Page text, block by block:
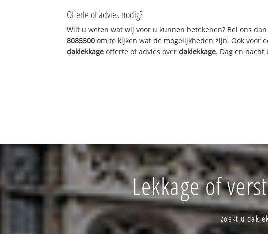
Offerte of advies nodig?
Wilt u weten wat wij voor u kunnen betekenen? Bel ons
8085500 om te kijken wat de mogelijkheden zijn. Ook voor
daklekkage offerte of advies overdaklekkage. Dag en nacht
Lekkage of
Zoekt u